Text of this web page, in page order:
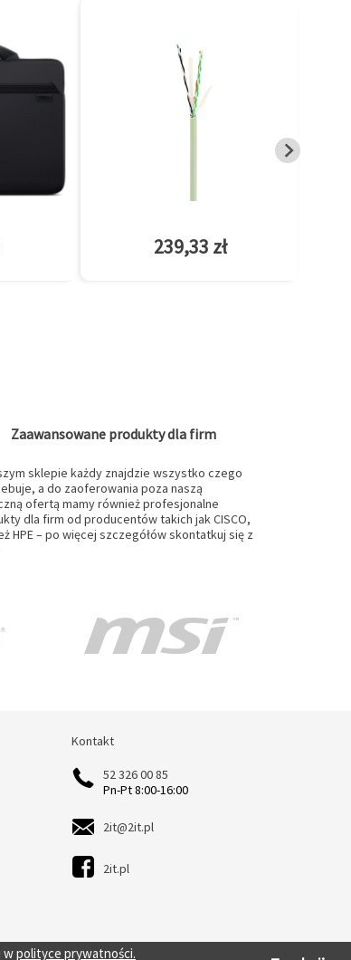
239,33 zł
Zaawansowane produkty dla firm
sklepie każdy znajdzie wszystko czego
a do zaoferowania poza naszą
ofertą mamy również profesjonalne
dla firm od producentów takich jak CISCO,
HPE – po więcej szczegółów skontatkuj się z
Kontakt
Kontakt
52 326 00 85
Pn-Pt 8:00-16:00
2it@2it.pl
2it.pl
wpolityce prywatności.